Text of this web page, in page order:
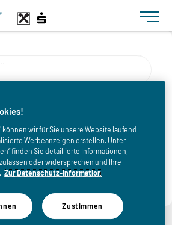
Toggle
können wir für Sie unsere Website laufend
Werbeanzeigen erstellen. Unter
finden Sie detaillierte Informationen,
oder widersprechen und Ihre
Zur Datenschutz-Information
Zustimmen